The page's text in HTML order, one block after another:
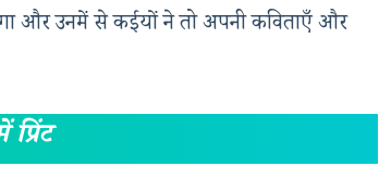
और उनमें से कईयों ने तो अपनी कविताएँ और